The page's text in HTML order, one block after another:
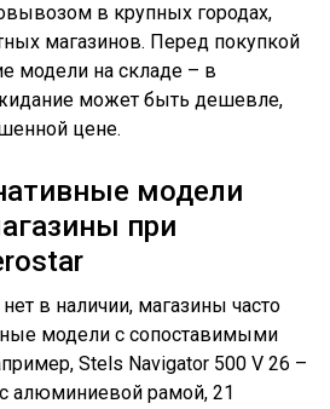
в крупных городах,
магазинов. Перед покупкой
модели на складе – в
может быть дешевле,
цене.
модели
при
в наличии, магазины часто
модели с сопоставимыми
Stels Navigator 500 V 26 –
алюминиевой рамой, 21